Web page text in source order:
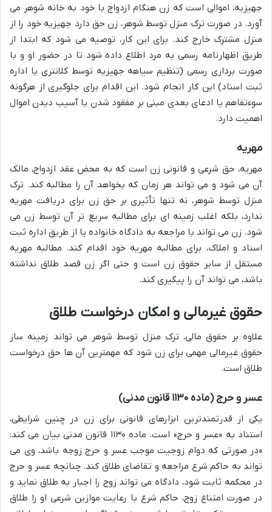
جهیزیه، اموالی است که زن هنگام ازدواج با خود به خانه شوهر می
آورد. در صورت ترک منزل توسط شوهر، زن حق دارد جهیزیه خود را از
منزل مشترک خارج کند. برای این کار، توصیه می شود که ابتدا از
طریق اظهارنامه رسمی به مرد اطلاع داده شود تا در حضور او و با
صورت برداری رسمی (تنظیم سیاهه جهیزیه توسط کلانتری یا اداره
ثبت اسناد) این کار انجام شود. این اقدام برای جلوگیری از هرگونه
سوءتفاهم یا ادعای بعدی مبنی بر مفقود شدن یا آسیب دیدن اموال
اهمیت دارد.
مهریه
مهریه، حق شرعی و قانونی زن است که به محض عقد ازدواج، مالک
آن می شود و می تواند هر زمان که بخواهد آن را مطالبه کند. ترک
منزل توسط شوهر، نه تنها تأثیری بر حق زن برای دریافت مهریه
ندارد، بلکه اغلب زمینه ای برای مطالبه سریع تر آن توسط زن می
شود. زن می تواند با مراجعه به دادگاه خانواده یا از طریق اداره ثبت
اسناد و املاک، برای مطالبه مهریه خود اقدام کند. مطالبه مهریه
مستقل از سایر حقوق زن است و حتی اگر زن قصد طلاق نداشته
باشد، می تواند آن را پیگیری کند.
حقوق غیرمالی و امکان درخواست طلاق
علاوه بر حقوق مالی، ترک منزل توسط شوهر می تواند زمینه ساز
حقوق غیرمالی مهمی برای زن شود که مهمترین آن ها حق درخواست
طلاق است.
عسر و حرج (ماده ۱۱۳۰ قانون مدنی)
یکی از قدرتمندترین ابزارهای قانونی برای زن در چنین شرایطی،
استناد به «عسر و حرج» است. ماده ۱۱۳۰ قانون مدنی بیان می کند:
«در صورتی که دوام زوجیت موجب عسر و حرج زوجه باشد، وی می
تواند به حاکم شرع مراجعه و تقاضای طلاق کند. چنانچه عسر و حرج
در محکمه ثابت شود، دادگاه می تواند زوج را اجبار به طلاق نماید و
در صورت امتناع زوج، حاکم شرع با رعایت موازین شرعی او را طلاق